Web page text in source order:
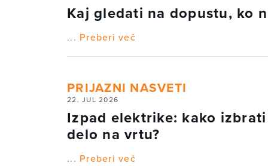
Kaj gledati na dopustu, ko
... Preberi več
PRIJAZNI NASVETI
22. JUL 2026
Izpad elektrike: kako
delo na vrtu?
... Preberi več